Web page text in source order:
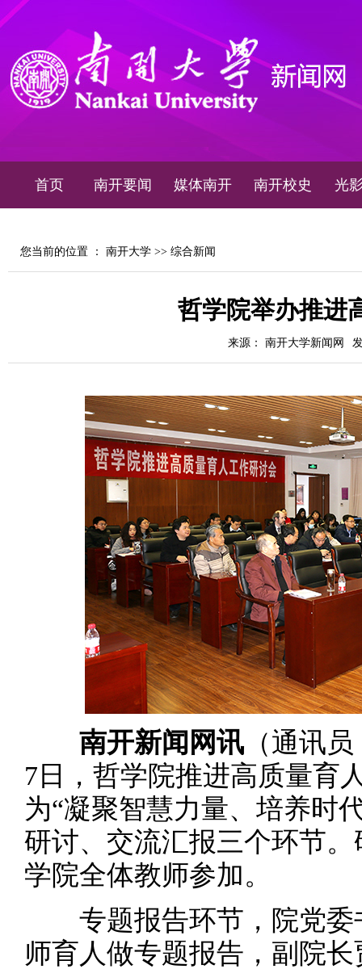
首页 南开要闻 媒体南开 南开校史 光
您当前的位置 ： 南开大学 >> 综合新闻
哲学院举办推进
来源： 南开大学新闻网
南开新闻网讯 （通讯
7日，哲学院推进高质量育
为“凝聚智慧力量、培养时
研讨、交流汇报三个环节
学院全体教师参加。
专题报告环节，院党委
师育人做专题报告，副院